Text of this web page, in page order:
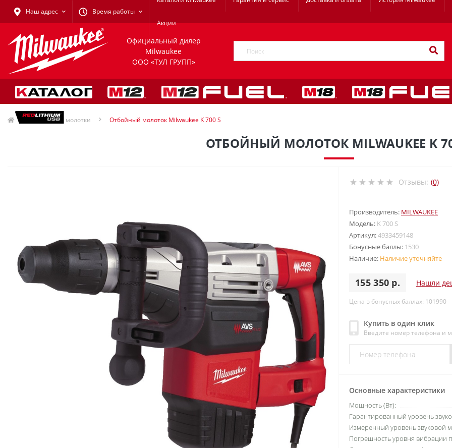
Наш адрес Время работы
Акции
Официальный дилер
Milwaukee
ООО «ТУЛ ГРУПП»
Отбойные молотки Отбойный молоток Milwaukee K 700 S
ОТБОЙНЫЙ МОЛОТОК MILWAUKEE K
Отзывы: (0)
Производитель: MILWAUKEE
Модель: K 700 S
Артикул:4933459148
Бонусные баллы: 1530
Наличие: Наличие уточняйте
155 350 р. Нашли
Цена в бонусных баллах: 101990
Купить в один клик
Введите номер телефона и
Основные характеристики
Мощность (Вт):
Гарантированный уровень
Измеренный уровень звуковой
Погрешность уровня вибрации